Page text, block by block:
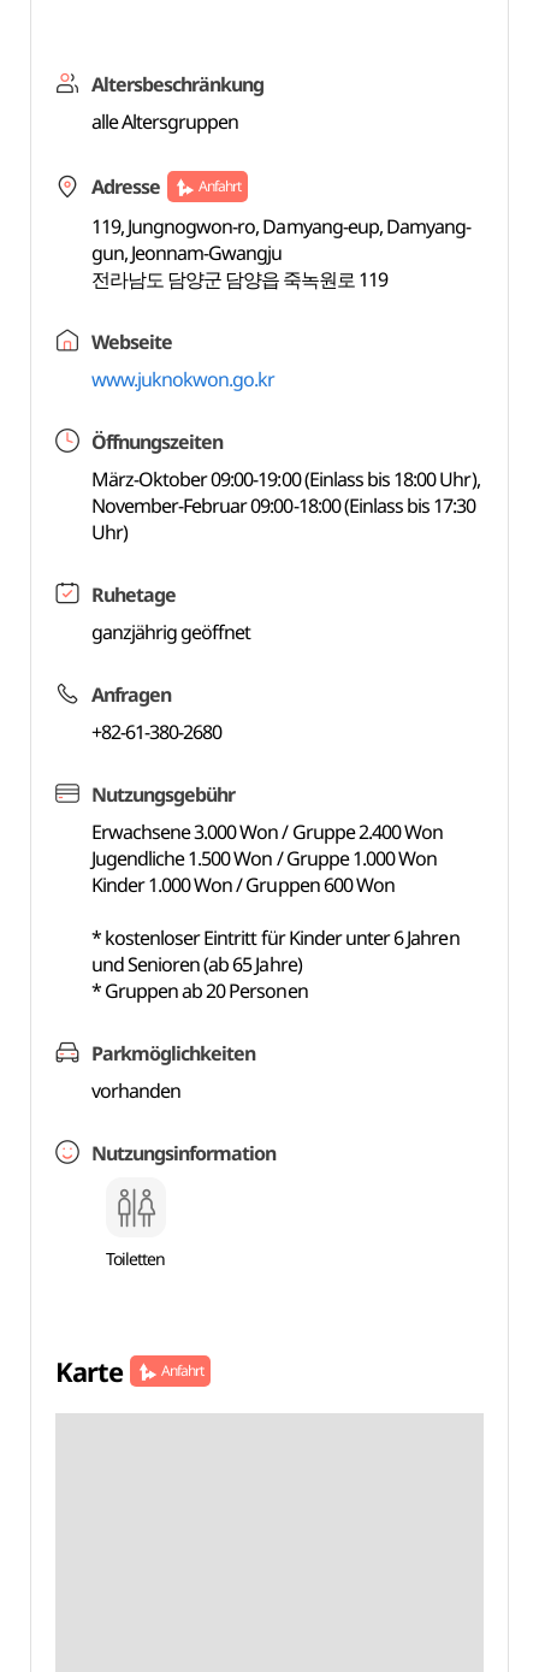
Altersbeschränkung
alle Altersgruppen
Adresse Anfahrt
119, Jungnogwon-ro, Damyang-eup, Damyang-
gun, Jeonnam-Gwangju
전라남도 담양군 담양읍 죽녹원로 119
Webseite
www.juknokwon.go.kr
Öffnungszeiten
März-Oktober 09:00-19:00 (Einlass bis 18:00 Uhr),
November-Februar 09:00-18:00 (Einlass bis 17:30
Uhr)
Ruhetage
ganzjährig geöffnet
Anfragen
+82-61-380-2680
Nutzungsgebühr
Erwachsene 3.000 Won / Gruppe 2.400 Won
Jugendliche 1.500 Won / Gruppe 1.000 Won
Kinder 1.000 Won / Gruppen 600 Won
* kostenloser Eintritt für Kinder unter 6 Jahren
und Senioren (ab 65 Jahre)
* Gruppen ab 20 Personen
Parkmöglichkeiten
vorhanden
Nutzungsinformation
Toiletten
Karte Anfahrt